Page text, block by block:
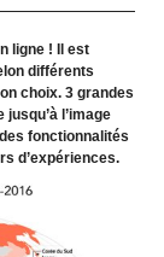
ligne ! Il est
différents
choix. 3 grandes
l’image
fonctionnalités
d’expériences.